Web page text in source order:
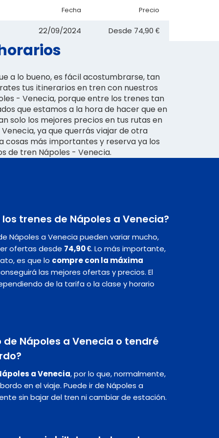
Fecha Precio
22/09/2024 Desde 74,90 €
a lo bueno, es fácil acostumbrarse, tan
tus itinerarios en tren con nuestros
- Venecia, porque entre los trenes tan
que estamos a la hora de hacer que en
solo los mejores precios en tus rutas en
ya que querrás viajar de otra
cosas más importantes y reserva ya los
de tren Nápoles - Venecia.
trenes de Nápoles a Venecia?
Nápoles a Venecia pueden variar mucho,
ofertas desde 74,90 €. Lo más importante,
es que lo compre con la máxima
las mejores ofertas y precios. El
de la tarifa o la clase y horario
Nápoles a Venecia o tendré
a Venecia, por lo que, normalmente,
en el viaje. Puede ir de Nápoles a
sin bajar del tren ni cambiar de estación.